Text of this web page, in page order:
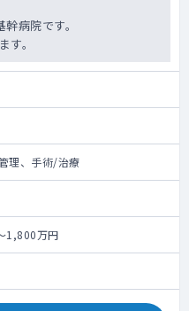
病院です。
。
理、手術/治療
1,800万円